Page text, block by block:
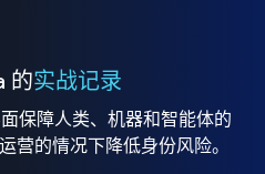
的实战记录
保障人类、机器和智能体的
营的情况下降低身份风险。